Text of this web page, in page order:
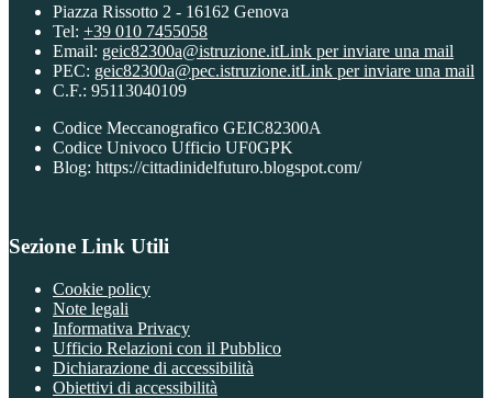
Piazza Rissotto 2 - 16162 Genova
Tel: +39 010 7455058
Email: geic82300a@istruzione.itLink per inviare una mail
PEC: geic82300a@pec.istruzione.itLink per inviare una mail
C.F.: 95113040109
Codice Meccanografico GEIC82300A
Codice Univoco Ufficio UF0GPK
Blog: https://cittadinidelfuturo.blogspot.com/
Sezione Link Utili
Cookie policy
Note legali
Informativa Privacy
Ufficio Relazioni con il Pubblico
Dichiarazione di accessibilità
Obiettivi di accessibilità